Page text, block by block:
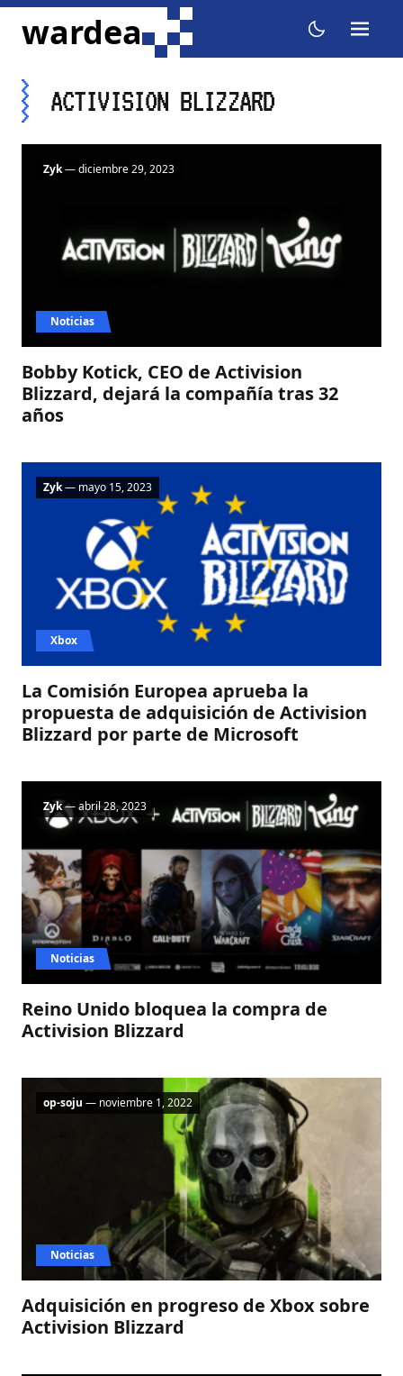
ir al contenido
wardea dark mode
menu
ACTIVISION BLIZZARD
Bobby Kotick, CEO de Activision
Blizzard, dejará la compañía tras 32
años
Noticias
Zyk— diciembre 29, 2023
La Comisión Europea aprueba la
propuesta de adquisición de Activision
Blizzard por parte de Microsoft
Xbox
Zyk— mayo 15, 2023
Reino Unido bloquea la compra de
Activision Blizzard
Noticias
Zyk— abril 28, 2023
Adquisición en progreso de Xbox sobre
Activision Blizzard
Noticias
op-soju — noviembre 1, 2022